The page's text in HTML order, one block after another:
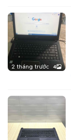
2 tháng trước 4